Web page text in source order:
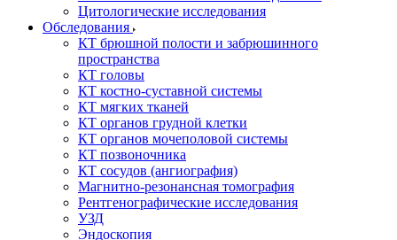
Цитологические исследования
Обследования
КТ брюшной полости и забрюшинного
пространства
КТ головы
КТ костно-суставной системы
КТ мягких тканей
КТ органов грудной клетки
КТ органов мочеполовой системы
КТ позвоночника
КТ сосудов (ангиография)
Магнитно-резонансная томография
Рентгенографические исследования
УЗД
Эндоскопия